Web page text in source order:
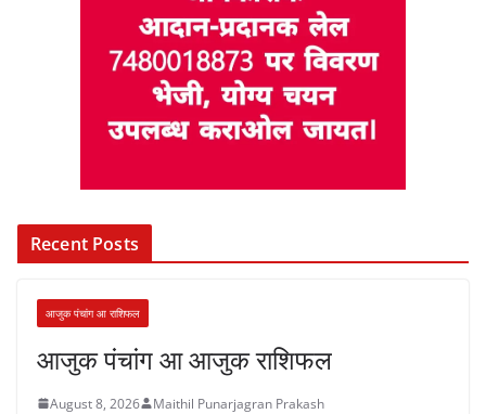
Recent Posts
आजुक पंचांग आ राशिफल
आजुक पंचांग आ आजुक राशिफल
August 8, 2026 Maithil Punarjagran Prakash